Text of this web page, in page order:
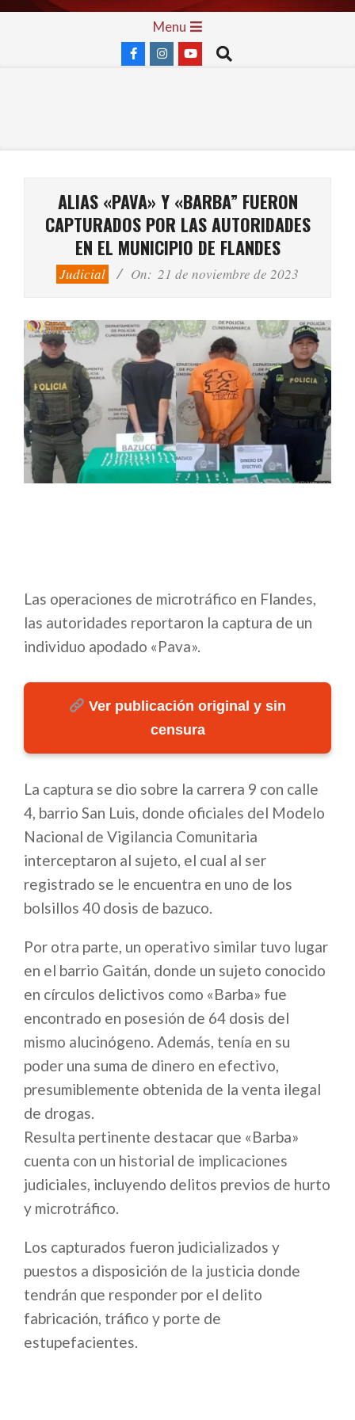
Skip
Menu
Search
ALIAS «PAVA» Y «BARBA” FUERON
CAPTURADOS POR LAS AUTORIDADES
EN EL MUNICIPIO DE FLANDES
Judicial On: 21 de noviembre de 2023
Las operaciones de microtráfico en Flandes,
las autoridades reportaron la captura de un
individuo apodado «Pava».
Ver publicación original y sin
censura
La captura se dio sobre la carrera 9 con calle
4, barrio San Luis, donde oficiales del Modelo
Nacional de Vigilancia Comunitaria
interceptaron al sujeto, el cual al ser
registrado se le encuentra en uno de los
bolsillos 40 dosis de bazuco.
Por otra parte, un operativo similar tuvo lugar
en el barrio Gaitán, donde un sujeto conocido
en círculos delictivos como «Barba» fue
encontrado en posesión de 64 dosis del
mismo alucinógeno. Además, tenía en su
poder una suma de dinero en efectivo,
presumiblemente obtenida de la venta ilegal
de drogas.
Resulta pertinente destacar que «Barba»
cuenta con un historial de implicaciones
judiciales, incluyendo delitos previos de hurto
y microtráfico.
Los capturados fueron judicializados y
puestos a disposición de la justicia donde
tendrán que responder por el delito
fabricación, tráfico y porte de
estupefacientes.